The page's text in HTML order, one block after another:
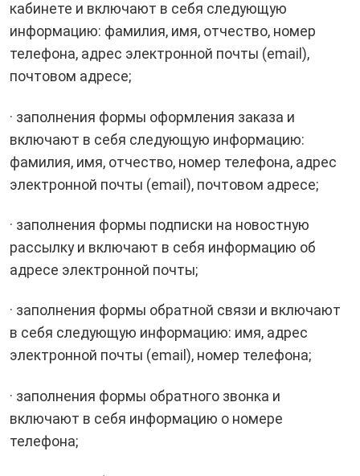
кабинете и включают в себя следующую
информацию: фамилия, имя, отчество, номер
телефона, адрес электронной почты (email),
почтовом адресе;
· заполнения формы оформления заказа и
включают в себя следующую информацию:
фамилия, имя, отчество, номер телефона, адрес
электронной почты (email), почтовом адресе;
· заполнения формы подписки на новостную
рассылку и включают в себя информацию об
адресе электронной почты;
· заполнения формы обратной связи и включают
в себя следующую информацию: имя, адрес
электронной почты (email), номер телефона;
· заполнения формы обратного звонка и
включают в себя информацию о номере
телефона;